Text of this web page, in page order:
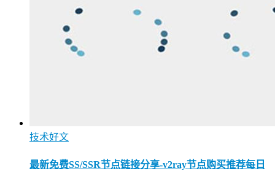
技术好文
最新免费SS/SSR节点链接分享-v2ray节点购买推荐每日